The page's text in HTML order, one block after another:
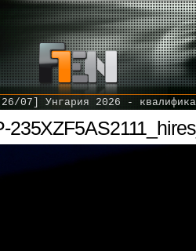
[26/07] Унгария 2026 -